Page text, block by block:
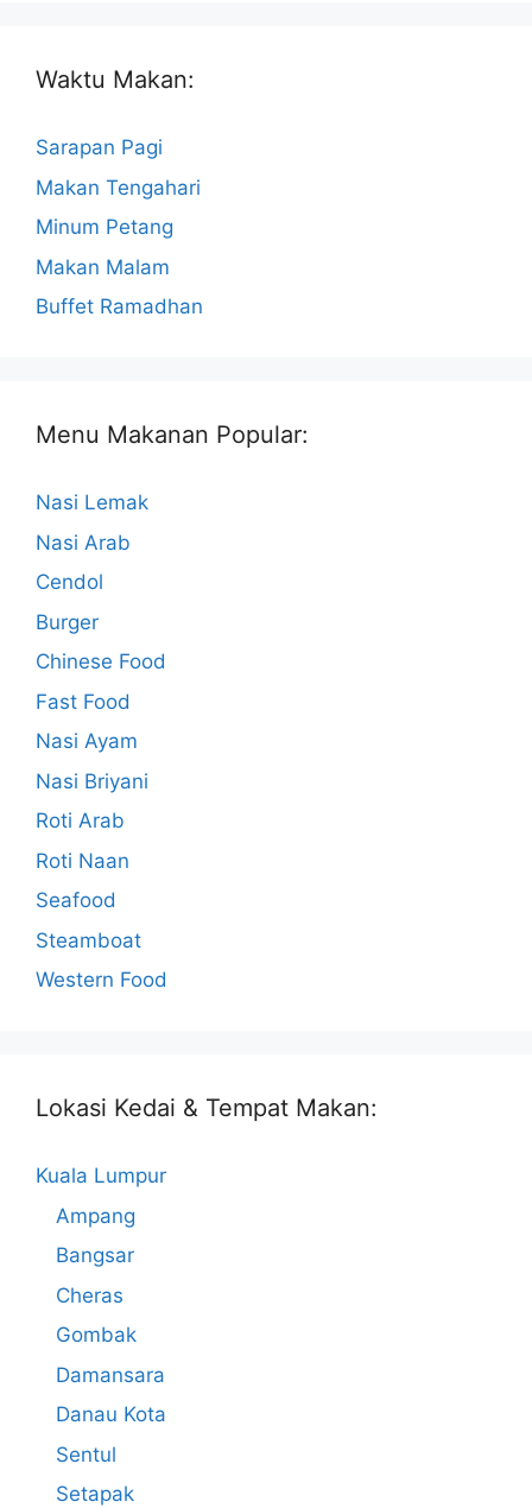
Waktu Makan:
Sarapan Pagi
Makan Tengahari
Minum Petang
Makan Malam
Buffet Ramadhan
Menu Makanan Popular:
Nasi Lemak
Nasi Arab
Cendol
Burger
Chinese Food
Fast Food
Nasi Ayam
Nasi Briyani
Roti Arab
Roti Naan
Seafood
Steamboat
Western Food
Lokasi Kedai & Tempat Makan:
Kuala Lumpur
Ampang
Bangsar
Cheras
Gombak
Damansara
Danau Kota
Sentul
Setapak